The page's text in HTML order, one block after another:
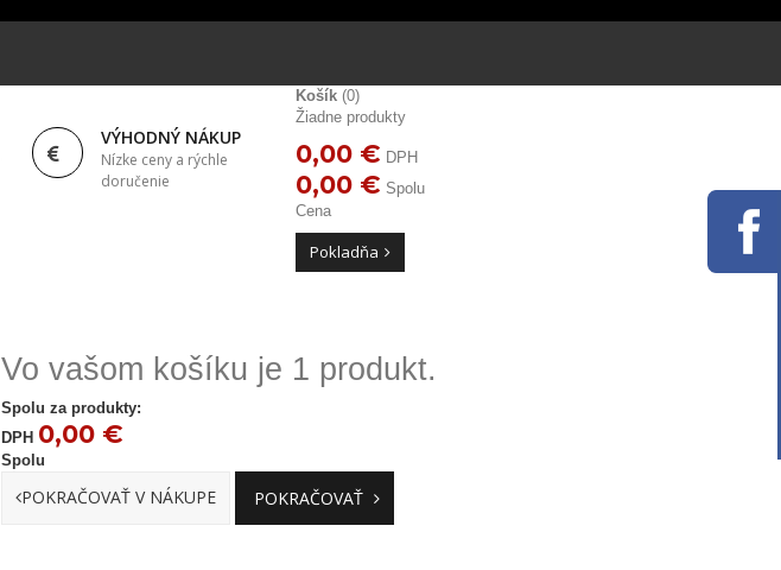
VÝHODNÝ NÁKUP
Nízke ceny a rýchle
doručenie
Košík (0)
Žiadne produkty
0,00 € DPH
0,00 € Spolu
Cena
Pokladňa
Vo vašom košíku je 1 produkt.
Spolu za produkty:
DPH 0,00 €
Spolu
POKRAČOVAŤ V NÁKUPE POKRAČOVAŤ